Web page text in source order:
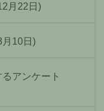
月22日)
10日)
アンケート